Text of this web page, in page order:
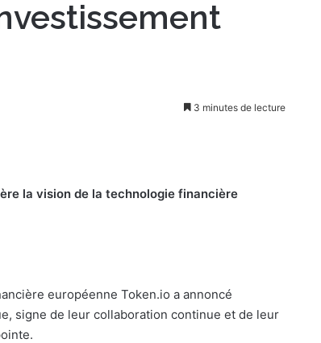
3 minutes de lecture
la vision de la technologie financière
européenne Token.io a annoncé
signe de leur collaboration continue et de leur